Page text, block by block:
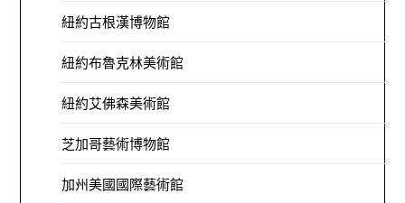
紐約古根漢博物館
紐約布魯克林美術館
紐約艾佛森美術館
芝加哥藝術博物館
加州美國國際藝術館